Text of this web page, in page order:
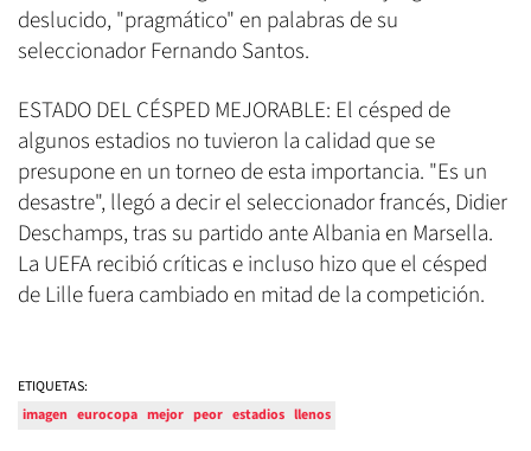
deslucido, "pragmático" en palabras de su
seleccionador Fernando Santos.
ESTADO DEL CÉSPED MEJORABLE: El césped de
algunos estadios no tuvieron la calidad que se
presupone en un torneo de esta importancia. "Es un
desastre", llegó a decir el seleccionador francés, Didier
Deschamps, tras su partido ante Albania en Marsella.
La UEFA recibió críticas e incluso hizo que el césped
de Lille fuera cambiado en mitad de la competición.
ETIQUETAS:
imagen eurocopa mejor peor estadios llenos